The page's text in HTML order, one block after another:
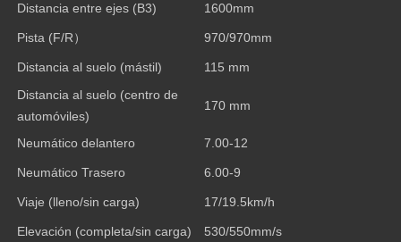
Distancia entre ejes (B3) 1600mm
Pista (F/R） 970/970mm
Distancia al suelo (mástil)
115 mm
Distancia al suelo (centro de
automóviles)
170 mm
Neumático delantero 7.00-12
Neumático Trasero 6.00-9
Viaje (lleno/sin carga) 17/19.5km/h
Elevación (completa/sin carga) 530/550mm/s